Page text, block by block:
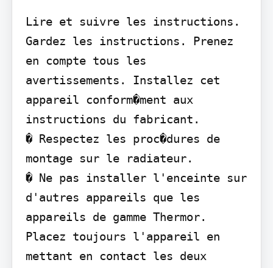
Lire et suivre les instructions.
Gardez les instructions. Prenez
en compte tous les
avertissements. Installez cet
appareil conform�ment aux
instructions du fabricant.
� Respectez les proc�dures de
montage sur le radiateur.
� Ne pas installer l'enceinte sur
d'autres appareils que les
appareils de gamme Thermor.
Placez toujours l'appareil en
mettant en contact les deux